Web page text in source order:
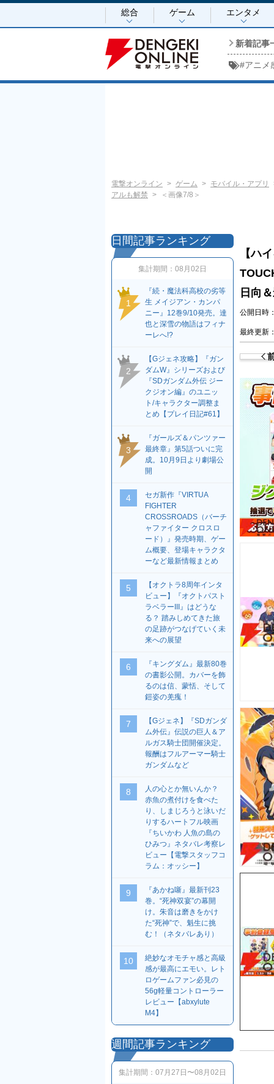
総合 ゲーム エンタメ
新着記事
#アニメ
電撃オンライン ゲーム モバイル・アプリ
アルも解禁
＜画像7/8＞
【ハ
日向
公開日時
最終更新
日間記事ランキング
集計期間： 08月02日
1
『続・魔法科高校の劣等
生 メイジアン・カンパ
ニー』12巻9/10発売。達
也と深雪の物語はフィナ
ーレへ!?
2
【Gジェネ攻略】『ガン
ダムW』シリーズおよび
『SDガンダム外伝 ジー
クジオン編』のユニッ
ト/キャラクター調整ま
とめ【プレイ日記#61】
3
『ガールズ＆パンツァー
最終章』第5話ついに完
成。10月9日より劇場公
開
4
セガ新作『VIRTUA
FIGHTER
CROSSROADS（バーチ
ャファイター クロスロ
ード）』発売時期、ゲー
ム概要、登場キャラクタ
ーなど最新情報まとめ
5
【オクトラ8周年インタ
ビュー】『オクトパスト
ラベラーIII』はどうな
る？ 踏みしめてきた旅
の足跡がつなげていく未
来への展望
6
『キングダム』最新80巻
の書影公開。カバーを飾
るのは信、蒙恬、そして
鎧姿の羌瘣！
7
【Gジェネ】『SDガンダ
ム外伝』伝説の巨人＆ア
ルガス騎士団開催決定。
報酬はフルアーマー騎士
ガンダムなど
8
人の心とか無いんか？
赤魚の煮付けを食べた
り、しまじろうと泳いだ
りするハートフル映画
『ちいかわ 人魚の島の
ひみつ』ネタバレ考察レ
ビュー【電撃スタッフコ
ラム：オッシー】
9
『あかね噺』最新刊23
巻。“死神双宴”の幕開
け。朱音は磨きをかけ
た“死神”で、魁生に挑
む！（ネタバレあり）
10
絶妙なオモチャ感と高級
感が最高にエモい。レト
ロゲームファン必見の
56g軽量コントローラー
レビュー【abxylute
M4】
週間記事ランキング
集計期間： 07月27日〜08月02日